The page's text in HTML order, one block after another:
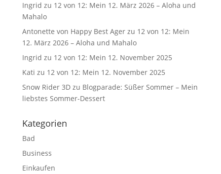
Ingrid zu 12 von 12: Mein 12. März 2026 – Aloha und
Mahalo
Antonette von Happy Best Agerzu 12 von 12: Mein
12. März 2026 – Aloha und Mahalo
Ingrid zu 12 von 12: Mein 12. November 2025
Kati zu 12 von 12: Mein 12. November 2025
Snow Rider 3Dzu Blogparade: Süßer Sommer – Mein
liebstes Sommer-Dessert
Kategorien
Bad
Business
Einkaufen